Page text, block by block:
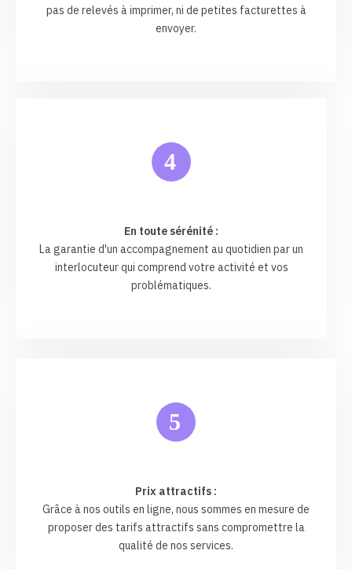
pas de relevés à imprimer, ni de petites facturettes à
envoyer.
4
En toute sérénité :
La garantie d'un accompagnement au quotidien par un
interlocuteur qui comprend votre activité et vos
problématiques.
5
Prix attractifs :
Grâce à nos outils en ligne, nous sommes en mesure de
proposer des tarifs attractifs sans compromettre la
qualité de nos services.